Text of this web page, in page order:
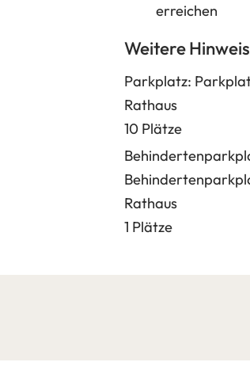
erreichen
Weitere
Parkplatz:
Rathaus
10 Plätze
Rathaus
1 Plätze